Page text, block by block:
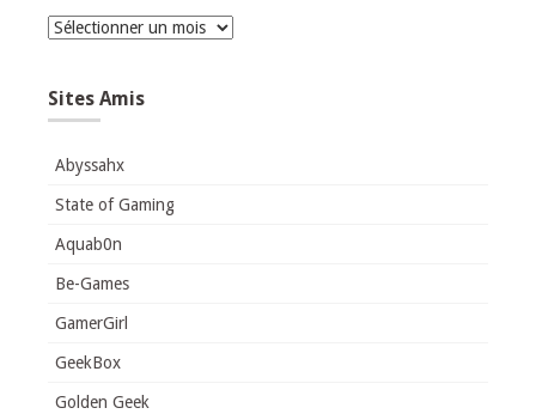
Archives
Sites Amis
Abyssahx
State of Gaming
Aquab0n
Be-Games
GamerGirl
GeekBox
Golden Geek